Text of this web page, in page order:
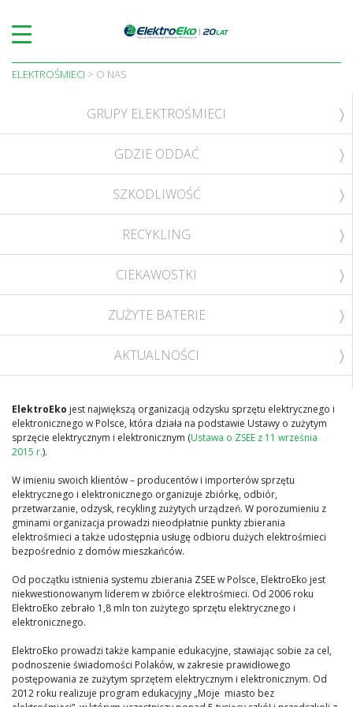
content
ELEKTROŚMIECI > O NAS
GRUPY ELEKTROŚMIECI
GDZIE ODDAĆ
SZKODLIWOŚĆ
RECYKLING
CIEKAWOSTKI
ZUŻYTE BATERIE
AKTUALNOŚCI
ElektroEko jest największą organizacją odzysku sprzętu elektrycznego i
elektronicznego w Polsce, która działa na podstawie Ustawy o zużytym
sprzęcie elektrycznym i elektronicznym (Ustawa o ZSEE z 11 września
2015 r.).
W imieniu swoich klientów – producentów i importerów sprzętu
elektrycznego i elektronicznego organizuje zbiórkę, odbiór,
przetwarzanie, odzysk, recykling zużytych urządzeń. W porozumieniu z
gminami organizacja prowadzi nieodpłatnie punkty zbierania
elektrośmieci a także udostępnia usługę odbioru dużych elektrośmieci
bezpośrednio z domów mieszkańców.
Od początku istnienia systemu zbierania ZSEE w Polsce, ElektroEko jest
niekwestionowanym liderem w zbiórce elektrośmieci. Od 2006 roku
ElektroEko zebrało 1,8 mln ton zużytego sprzętu elektrycznego i
elektronicznego.
ElektroEko prowadzi także kampanie edukacyjne, stawiając sobie za cel,
podnoszenie świadomości Polaków, w zakresie prawidłowego
postępowania ze zużytym sprzętem elektrycznym i elektronicznym. Od
2012 roku realizuje program edukacyjny „Moje miasto bez